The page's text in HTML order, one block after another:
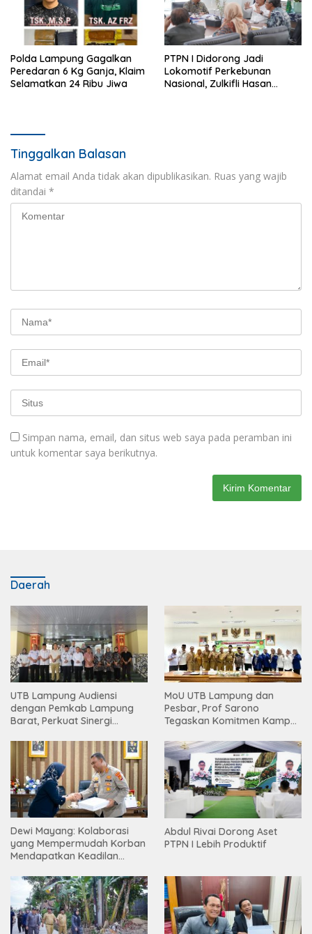
Polda Lampung Gagalkan
Peredaran 6 Kg Ganja, Klaim
Selamatkan 24 Ribu Jiwa
PTPN I Didorong Jadi
Lokomotif Perkebunan
Nasional, Zulkifli Hasan
Tinggalkan Balasan
Alamat email Anda tidak akan dipublikasikan. Ruas yang wajib
ditandai *
Simpan nama, email, dan situs web saya pada peramban ini
untuk komentar saya berikutnya.
Daerah
UTB Lampung Audiensi
dengan Pemkab Lampung
Barat, Perkuat Sinergi
Tinggi
MoU UTB Lampung dan
Pesbar, Prof Sarono
Tegaskan Komitmen Kampus
Masyarakat
Dewi Mayang: Kolaborasi
yang Mempermudah Korban
Mendapatkan Keadilan
Abdul Rivai Dorong Aset
PTPN I Lebih Produktif